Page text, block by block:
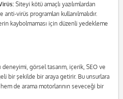
Siteyi kötü amaçlı yazılımlardan
virüs programları kullanılmalıdır.
kaybolmaması için düzenli yedekleme
deneyimi, görsel tasarım, içerik, SEO ve
bir şekilde bir araya getirir. Bu unsurlara
de arama motorlarının seveceği bir